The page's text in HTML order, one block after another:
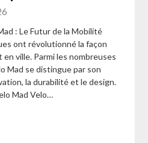
: Le Futur de la Mobilité
ont révolutionné la façon
ville. Parmi les nombreuses
Mad se distingue par son
la durabilité et le design.
Mad Velo…